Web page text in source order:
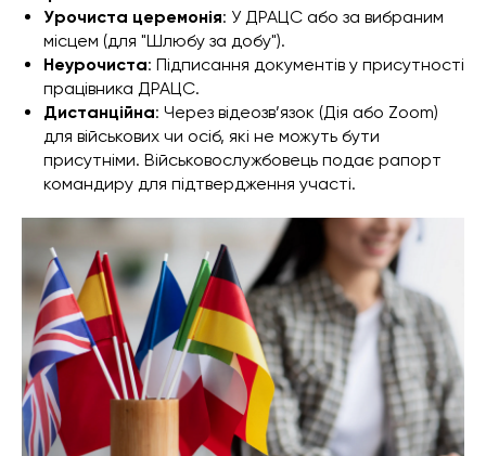
Урочиста церемонія: У ДРАЦС або за вибраним
місцем (для "Шлюбу за добу").
Неурочиста: Підписання документів у присутності
працівника ДРАЦС.
Дистанційна: Через відеозв’язок (Дія або Zoom)
для військових чи осіб, які не можуть бути
присутніми. Військовослужбовець подає рапорт
командиру для підтвердження участі.